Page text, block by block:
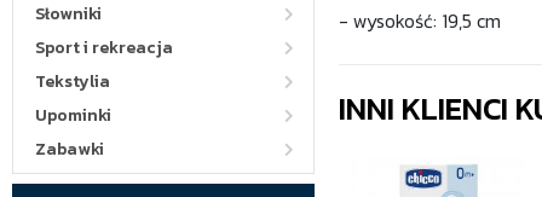
Słowniki
Sport i rekreacja
Tekstylia
Upominki
Zabawki
- wysokość: 19,5 cm
INNI KLIENCI